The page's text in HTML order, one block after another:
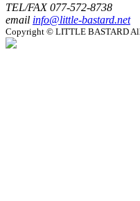
TEL/FAX077-572-8738
email info@little-bastard.net
Copyright © LITTLE BASTARD All